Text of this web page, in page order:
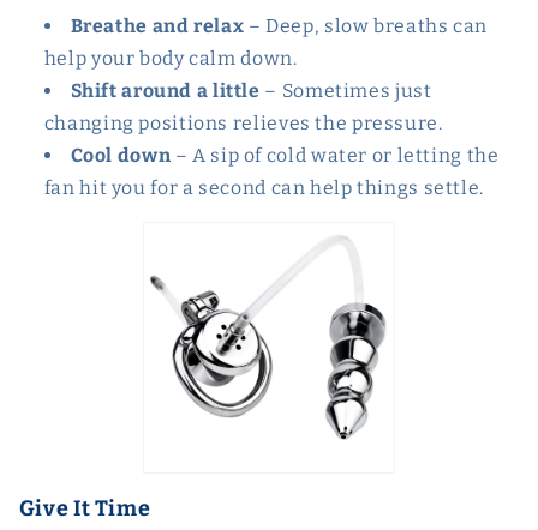
Breathe and relax – Deep, slow breaths can
help your body calm down.
Shift around a little – Sometimes just
changing positions relieves the pressure.
Cool down – A sip of cold water or letting the
fan hit you for a second can help things settle.
Give It Time